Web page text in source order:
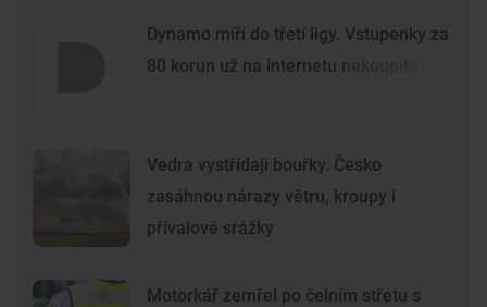
Dynamo míří do třetí ligy. Vstupenky za
80 korun už na internetu nekoupíte
Vedra vystřídají bouřky. Česko
zasáhnou nárazy větru, kroupy i
přívalové srážky
Motorkář zemřel po čelním střetu s